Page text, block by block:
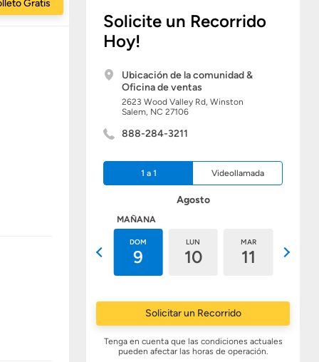
Solicite un Recorrido
Hoy!
Ubicación de la comunidad &
Oficina de ventas
2623 Wood Valley Rd, Winston
Salem, NC 27106
888-284-3211
1 a 1 Videollamada
Agosto
MAÑANA
DOM
9
LUN
10
MAR
11
Solicitar un Recorrido
Tenga en cuenta que las condiciones actuales
pueden afectar las horas de operación.
Gratis